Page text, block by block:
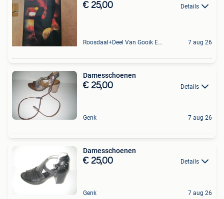
€ 25,00 Details
Roosdaal+Deel Van Gooik En Sint-Kwintens-Lennik 7 aug 26
Damesschoenen
€ 25,00 Details
Genk 7 aug 26
Damesschoenen
€ 25,00 Details
Genk 7 aug 26